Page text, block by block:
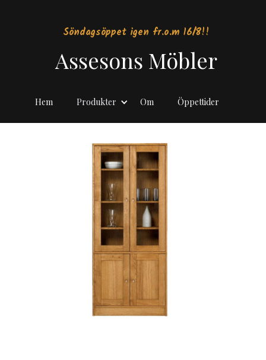
Söndagsöppet igen fr.o.m 16/8!!
Assesons Möbler
Hem Produkter Om Öppettider